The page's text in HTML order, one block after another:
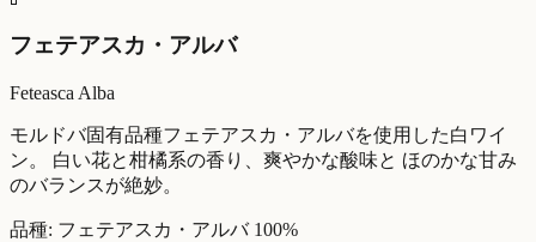
フェテアスカ・アルバ
Feteasca Alba
モルドバ固有品種フェテアスカ・アルバを使用した白ワイ
ン。 白い花と柑橘系の香り、爽やかな酸味と ほのかな甘み
のバランスが絶妙。
品種: フェテアスカ・アルバ 100%